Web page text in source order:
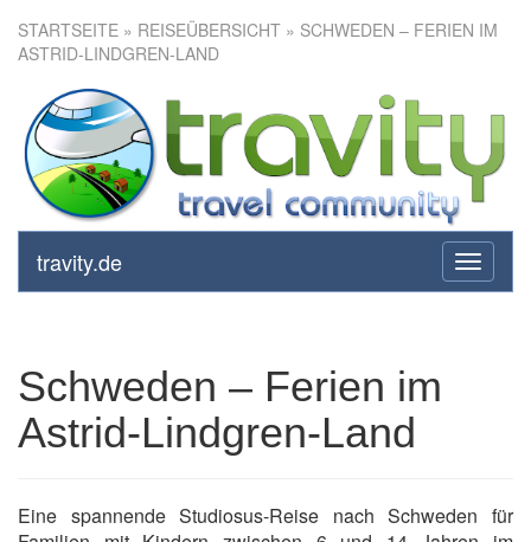
STARTSEITE » REISEÜBERSICHT » SCHWEDEN – FERIEN IM
ASTRID-LINDGREN-LAND
toggle
travity.de
Schweden – Ferien im Astrid-
Lindgren-Land
Schweden – Ferien im
Astrid-Lindgren-Land
Eine spannende Studiosus-Reise nach Schweden für